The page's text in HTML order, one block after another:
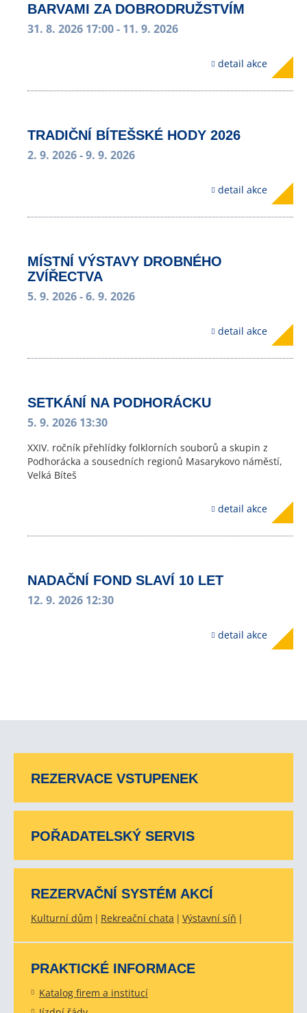
BARVAMI ZA DOBRODRUŽSTVÍM
31. 8. 2026 17:00- 11. 9. 2026
detail akce
TRADIČNÍ BÍTEŠSKÉ HODY 2026
2. 9. 2026- 9. 9. 2026
detail akce
MÍSTNÍ VÝSTAVY DROBNÉHO
ZVÍŘECTVA
5. 9. 2026- 6. 9. 2026
detail akce
SETKÁNÍ NA PODHORÁCKU
5. 9. 2026 13:30
XXIV. ročník přehlídky folklorních souborů a skupin z
Podhorácka a sousedních regionů Masarykovo náměstí,
Velká Bíteš
detail akce
NADAČNÍ FOND SLAVÍ 10 LET
12. 9. 2026 12:30
detail akce
REZERVACE VSTUPENEK
POŘADATELSKÝ SERVIS
REZERVAČNÍ SYSTÉM AKCÍ
Kulturní dům Rekreační chata Výstavní síň
PRAKTICKÉ INFORMACE
Katalog firem a institucí